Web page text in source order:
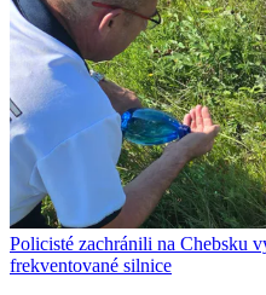
Policisté zachránili na Chebsku
frekventované silnice